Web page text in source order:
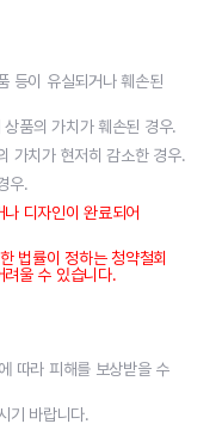
등이 유실되거나 훼손된
품의 가치가 훼손된 경우.
가치가 현저히 감소한 경우.
우.
디자인이 완료되어
법률이 정하는 청약철회
울 수 있습니다.
따라 피해를 보상받을 수
기 바랍니다.